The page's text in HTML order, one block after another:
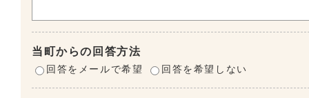
当町からの回答方法
回答をメールで希望 回答を希望しない